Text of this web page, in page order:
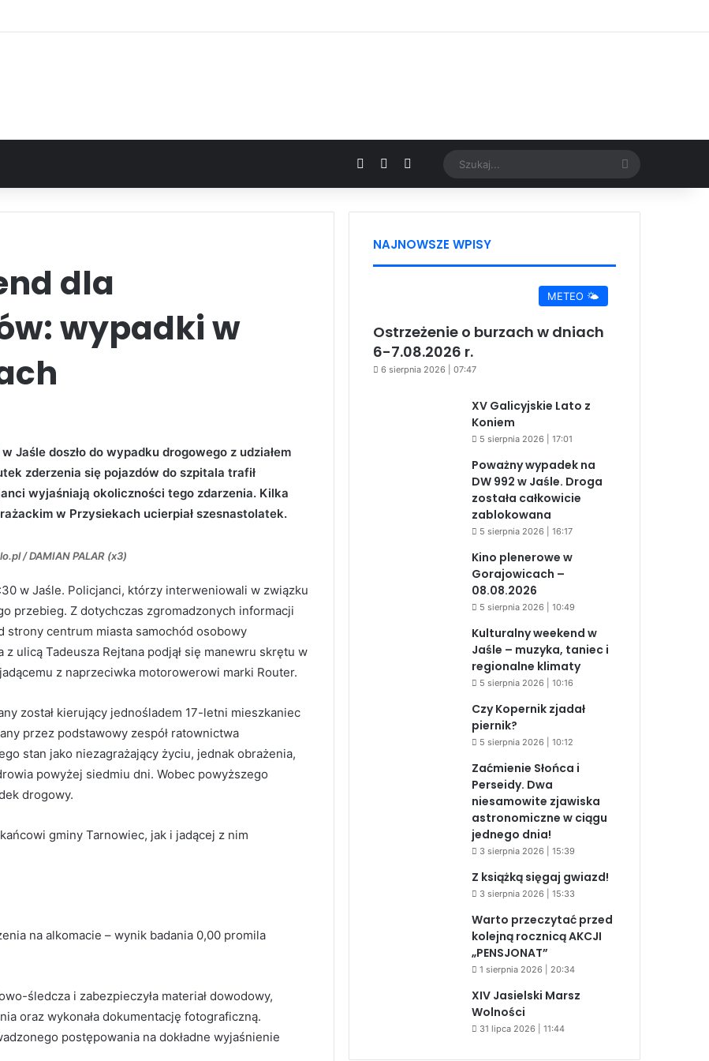
Facebook YouTubeGoogle News Szukaj...
dla
wypadki w
Jaśle doszło do wypadku drogowego z udziałem
zderzenia się pojazdów do szpitala trafił
wyjaśniają okoliczności tego zdarzenia. Kilka
w Przysiekach ucierpiał szesnastolatek.
/ DAMIAN PALAR (x3)
w Jaśle. Policjanci, którzy interweniowali w związku
przebieg. Z dotychczas zgromadzonych informacji
strony centrum miasta samochód osobowy
ulicą Tadeusza Rejtana podjął się manewru skrętu w
z naprzeciwka motorowerowi marki Router.
został kierujący jednośladem 17-letni mieszkaniec
przez podstawowy zespół ratownictwa
stan jako niezagrażający życiu, jednak obrażenia,
powyżej siedmiu dni. Wobec powyższego
drogowy.
gminy Tarnowiec, jak i jadącej z nim
na alkomacie – wynik badania 0,00 promila
śledcza i zabezpieczyła materiał dowodowy,
oraz wykonała dokumentację fotograficzną.
postępowania na dokładne wyjaśnienie
NAJNOWSZE WPISY
METEO 🌤️
Ostrzeżenie o burzach w dniach
6-7.08.2026 r.
6 sierpnia 2026 | 07:47
XV Galicyjskie Lato z
Koniem
5 sierpnia 2026 | 17:01
Poważny wypadek na
DW 992 w Jaśle. Droga
została całkowicie
zablokowana
5 sierpnia 2026 | 16:17
Kino plenerowe w
Gorajowicach –
08.08.2026
5 sierpnia 2026 | 10:49
Kulturalny weekend w
Jaśle – muzyka, taniec i
regionalne klimaty
5 sierpnia 2026 | 10:16
Czy Kopernik zjadał
piernik?
5 sierpnia 2026 | 10:12
Zaćmienie Słońca i
Perseidy. Dwa
niesamowite zjawiska
astronomiczne w ciągu
jednego dnia!
3 sierpnia 2026 | 15:39
Z książką sięgaj gwiazd!
3 sierpnia 2026 | 15:33
Warto przeczytać przed
kolejną rocznicą AKCJI
„PENSJONAT”
1 sierpnia 2026 | 20:34
XIV Jasielski Marsz
Wolności
31 lipca 2026 | 11:44